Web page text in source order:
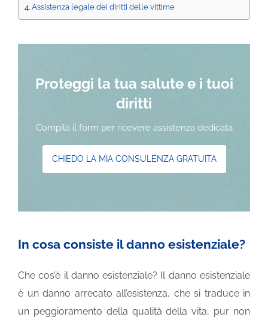
Assistenza legale dei diritti delle vittime
Proteggi la tua salute e i tuoi
diritti
Compila il form per ricevere assistenza dedicata
CHIEDO LA MIA CONSULENZA GRATUITA
In cosa consiste il danno esistenziale?
Che cos’è il danno esistenziale? Il danno esistenziale
è un danno arrecato all’esistenza, che si traduce in
un peggioramento della qualità della vita, pur non